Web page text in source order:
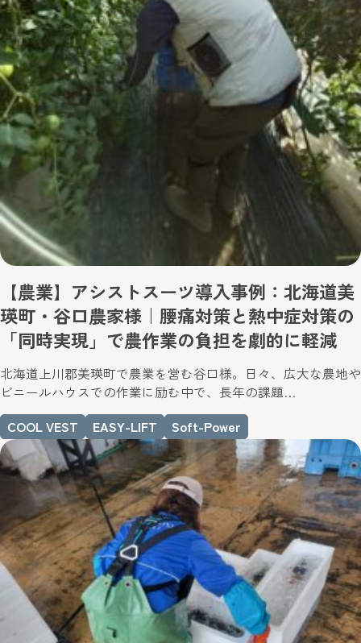
【農業】アシストスーツ導入事例：北海道美
瑛町・谷口農家様｜腰痛対策と熱中症対策の
「同時実現」で農作業の負担を劇的に軽減
北海道上川郡美瑛町で農業を営む谷口様。日々、広大な農地や
ビニールハウスでの作業に励む中で、長年の課題…
COOL VEST EASY-LIFT Soft-Power